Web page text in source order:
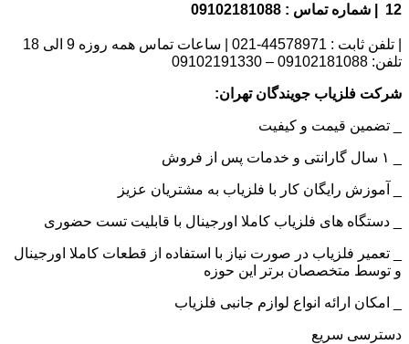
12 | شماره تماس : 09102181088
| تلفن ثابت : 44578971-021 | ساعات تماس همه روزه 9 الی 18
تلفن: 09102181088 – 09102191330
شرکت فلزیاب جویندگان تهران:
_ تضمین قیمت و کیفیت
_ آموزش رایگان کار با فلزیاب به مشتریان عزیز
_ دستگاه های فلزیاب کاملا اورجینال با قابلیت تست حضوری
_ تعمیر فلزیاب در صورت نیاز با استفاده از قطعات کاملا اورجینال
و توسط متخصصان برتر این حوزه
_ امکان ارائه انواع لوازم جانبی فلزیاب
دسترسی سریع